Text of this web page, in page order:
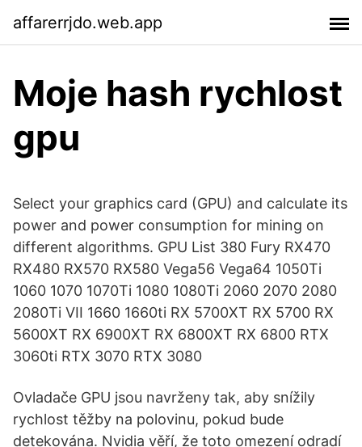
affarerrjdo.web.app
Moje hash rychlost
gpu
Select your graphics card (GPU) and calculate its
power and power consumption for mining on
different algorithms. GPU List 380 Fury RX470
RX480 RX570 RX580 Vega56 Vega64 1050Ti
1060 1070 1070Ti 1080 1080Ti 2060 2070 2080
2080Ti VII 1660 1660ti RX 5700XT RX 5700 RX
5600XT RX 6900XT RX 6800XT RX 6800 RTX
3060ti RTX 3070 RTX 3080
Ovladače GPU jsou navrženy tak, aby snížily
rychlost těžby na polovinu, pokud bude
detekována. Nvidia věří, že toto omezení odradí